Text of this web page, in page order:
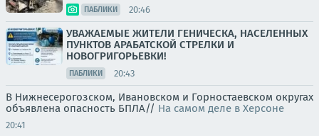
ПАБЛИКИ 20:46
УВАЖАЕМЫЕ ЖИТЕЛИ ГЕНИЧЕСКА, НАСЕЛЕННЫХ
ПУНКТОВ АРАБАТСКОЙ СТРЕЛКИ И
НОВОГРИГОРЬЕВКИ!
ПАБЛИКИ 20:43
В Нижнесерогозском, Ивановском и Горностаевском округах
объявлена опасность БПЛА// На самом деле в Херсоне
20:41